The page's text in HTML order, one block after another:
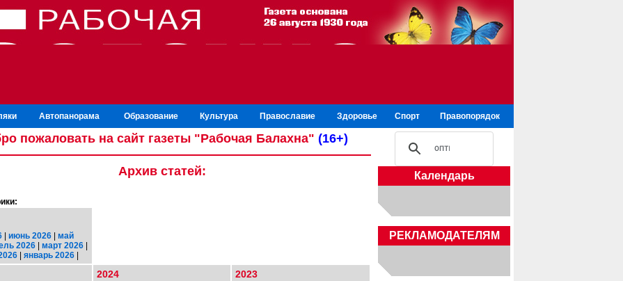
Автопанорама Образование Культура Православие Здоровье Спорт Правопорядок
пожаловать на сайт газеты "Рабочая Балахна" (16+)
Архив статей:
| июнь 2026 | май
2026 | март 2026 |
| январь 2026 |
2024 2023
Календарь
РЕКЛАМОДАТЕЛЯМ